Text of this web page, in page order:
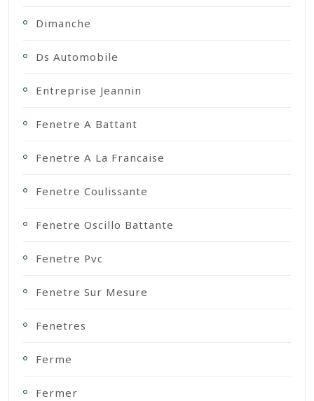
Dimanche
Ds Automobile
Entreprise Jeannin
Fenetre A Battant
Fenetre A La Francaise
Fenetre Coulissante
Fenetre Oscillo Battante
Fenetre Pvc
Fenetre Sur Mesure
Fenetres
Ferme
Fermer